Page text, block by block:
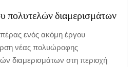
πολυτελών διαμερισμάτων
ενός ακόμη έργου
νέας πολυώροφης
διαμερισμάτων στη περιοχή